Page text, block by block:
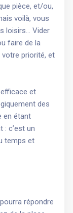
pièce, et/ou,
voilà, vous
loisirs… Vider
faire de la
priorité, et
et
des
en étant
: c’est un
temps et
répondre